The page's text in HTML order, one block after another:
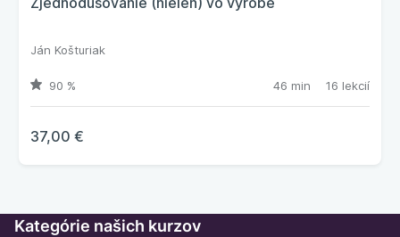
Ján Košturiak
90 % 46 min 16 lekcií
37,00 €
Kategórie našich kurzov